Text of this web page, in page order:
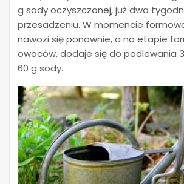
g sody oczyszczonej, już dwa
przesadzeniu. W momencie
nawozi się ponownie, a na etapie
owoców, dodaje się do podlewania
60 g sody.